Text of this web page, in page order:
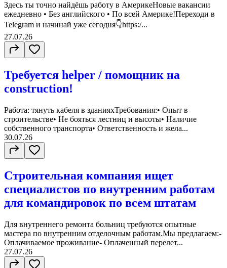
Здесь ты точно найдёшь работу в АмерикеНовые вакансии
ежедневно • Без английского • По всей Америке!Переходи в
Telegram и начинай уже сегодня👇https:/...
27.07.26
Требуется helper / помощник на
construction!
Работа: тянуть кабеля в зданияхТребования:• Опыт в
строительстве• Не бояться лестниц и высоты• Наличие
собственного транспорта• Ответственность и жела...
30.07.26
Строительная компания ищет
специалистов по внутренним работам
для командировок по всем штатам
Для внутреннего ремонта больниц требуются опытные
мастера по внутренним отделочным работам.Мы предлагаем:-
Оплачиваемое проживание- Оплаченный перелет...
27.07.26